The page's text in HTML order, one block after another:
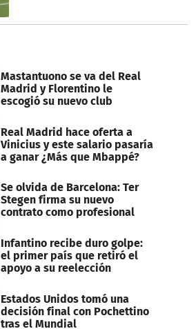
Mastantuono se va del Real
Madrid y Florentino le
escogió su nuevo club
Real Madrid hace oferta a
Vinicius y este salario pasaría
a ganar ¿Más que Mbappé?
Se olvida de Barcelona: Ter
Stegen firma su nuevo
contrato como profesional
Infantino recibe duro golpe:
el primer país que retiró el
apoyo a su reelección
Estados Unidos tomó una
decisión final con Pochettino
tras el Mundial